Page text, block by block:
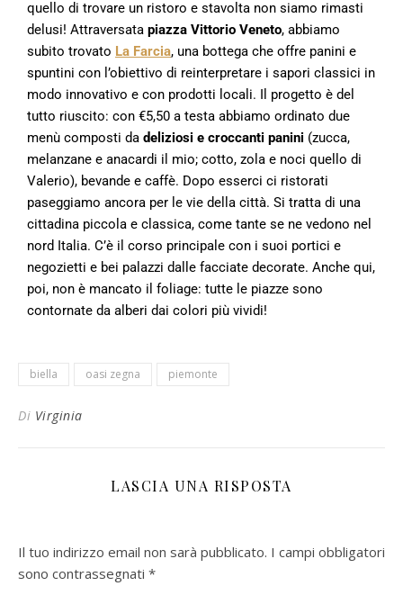
quello di trovare un ristoro e stavolta non siamo rimasti
delusi! Attraversata piazza Vittorio Veneto, abbiamo
subito trovato La Farcia, una bottega che offre panini e
spuntini con l’obiettivo di reinterpretare i sapori classici in
modo innovativo e con prodotti locali. Il progetto è del
tutto riuscito: con €5,50 a testa abbiamo ordinato due
menù composti da deliziosi e croccanti panini (zucca,
melanzane e anacardi il mio; cotto, zola e noci quello di
Valerio), bevande e caffè. Dopo esserci ci ristorati
paseggiamo ancora per le vie della città. Si tratta di una
cittadina piccola e classica, come tante se ne vedono nel
nord Italia. C’è il corso principale con i suoi portici e
negozietti e bei palazzi dalle facciate decorate. Anche qui,
poi, non è mancato il foliage: tutte le piazze sono
contornate da alberi dai colori più vividi!
biella oasi zegna piemonte
Di Virginia
LASCIA UNA RISPOSTA
Il tuo indirizzo email non sarà pubblicato. I campi obbligatori
sono contrassegnati *